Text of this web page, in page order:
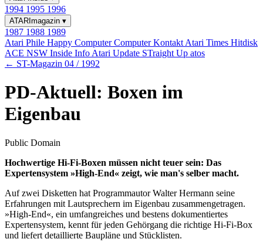
1994 1995 1996
ATARImagazin ▾
1987 1988 1989
Atari Phile Happy ComputerComputer Kontakt Atari Times Hitdisk
ACE NSW Inside Info Atari Update STraight Up atos
← ST-Magazin 04 / 1992
PD-Aktuell: Boxen im
Eigenbau
Public Domain
Hochwertige Hi-Fi-Boxen müssen nicht teuer sein: Das
Expertensystem »High-End« zeigt, wie man's selber macht.
Auf zwei Disketten hat Programmautor Walter Hermann seine
Erfahrungen mit Lautsprechern im Eigenbau zusammengetragen.
»High-End«, ein umfangreiches und bestens dokumentiertes
Expertensystem, kennt für jeden Gehörgang die richtige Hi-Fi-Box
und liefert detaillierte Baupläne und Stücklisten.